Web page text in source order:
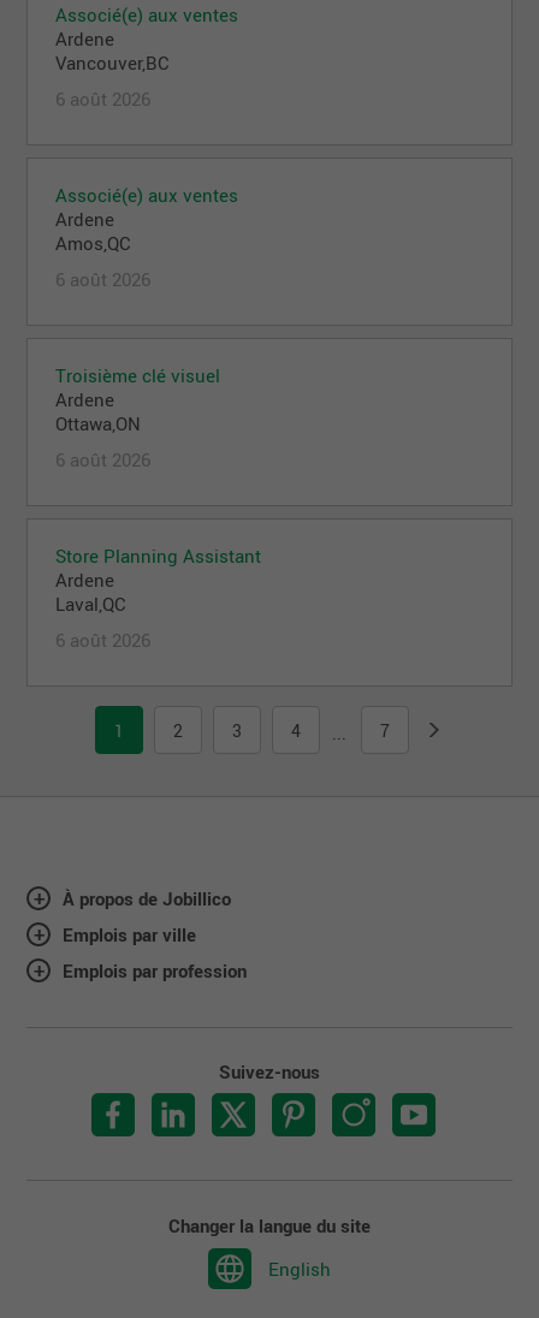
Associé(e) aux ventes
Ardene
Vancouver,BC
6 août 2026
Associé(e) aux ventes
Ardene
Amos,QC
6 août 2026
Troisième clé visuel
Ardene
Ottawa,ON
6 août 2026
Store Planning Assistant
Ardene
Laval,QC
6 août 2026
1 2 3 4 7
À propos de Jobillico
Emplois par ville
Emplois par profession
Suivez-nous
Changer la langue du site
English